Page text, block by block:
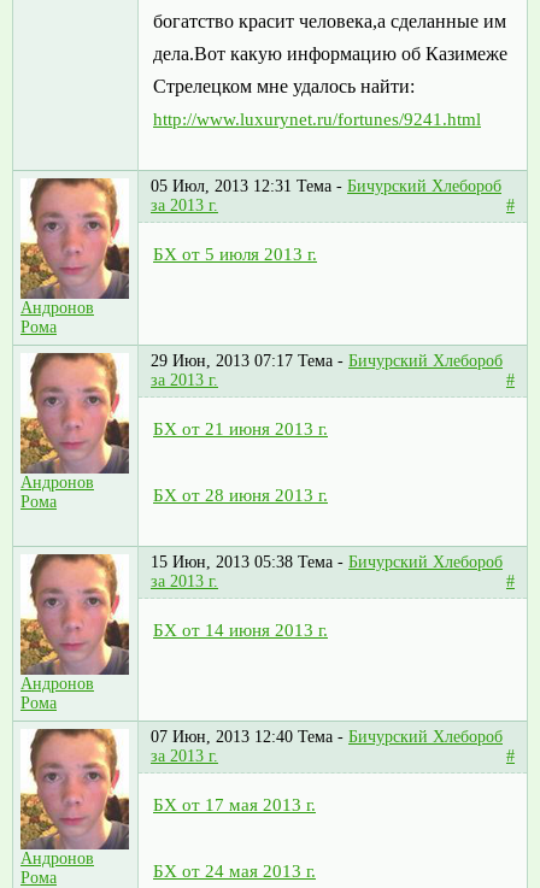
богатство красит человека,а сделанные им
дела.Вот какую информацию об Казимеже
Стрелецком мне удалось найти:
http://www.luxurynet.ru/fortunes/9241.html
Андронов
Рома
05 Июл, 2013 12:31 Тема - Бичурский Хлебороб
за 2013 г.
#
БХ от 5 июля 2013 г.
Андронов
Рома
29 Июн, 2013 07:17 Тема - Бичурский Хлебороб
за 2013 г.
#
БХ от 21 июня 2013 г.
БХ от 28 июня 2013 г.
Андронов
Рома
15 Июн, 2013 05:38 Тема - Бичурский Хлебороб
за 2013 г.
#
БХ от 14 июня 2013 г.
Андронов
Рома
07 Июн, 2013 12:40 Тема - Бичурский Хлебороб
за 2013 г.
#
БХ от 17 мая 2013 г.
БХ от 24 мая 2013 г.